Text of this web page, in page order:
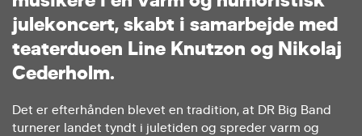
julekoncert, skabt i samarbejde med
teaterduoen Line Knutzon og Nikolaj
Cederholm.
Det er efterhånden blevet en tradition, at DR Big Band
turnerer landet tyndt i juletiden og spreder varm og